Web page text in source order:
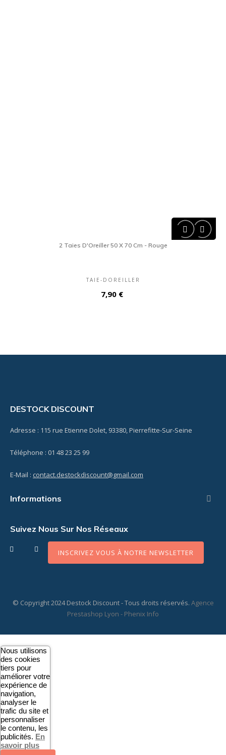


2 Taies D'Oreiller 50 X 70 Cm - Rouge
TAIE-DOREILLER
Prix
7,90 €
DESTOCK DISCOUNT
Adresse : 115 rue Etienne Dolet, 93380, Pierrefitte-Sur-Seine
Téléphone : 01 48 23 25 99
E-Mail : contact.destockdiscount@gmail.com
Informations 
Suivez Nous Sur Nos Réseaux
Facebook Instagram
INSCRIVEZ VOUS À NOTRE NEWSLETTER
© Copyright 2024 Destock Discount - Tous droits réservés. Agence
Prestashop Lyon - Phenix Info
Nous utilisons
des cookies
tiers pour
améliorer votre
expérience de
navigation,
analyser le
trafic du site et
personnaliser
le contenu, les
publicités. En
savoir plus